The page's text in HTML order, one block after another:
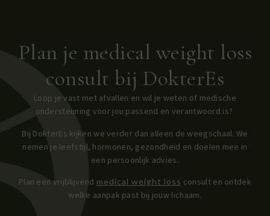
Plan je medical weight loss
consult bij DokterEs
Loop je vast met afvallen en wil je weten of medische
ondersteuning voor jou passend en verantwoord is?
Bij DokterEs kijken we verder dan alleen de weegschaal. We
nemen je leefstijl, hormonen, gezondheid en doelen mee in
een persoonlijk advies.
Plan een vrijblijvend medical weight loss consult en ontdek
welke aanpak past bij jouw lichaam.